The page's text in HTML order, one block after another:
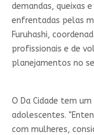
demandas, queixas
enfrentadas pelas
Furuhashi,
profissionais e de
planejamentos no
O Da Cidade tem
adolescentes.
com mulheres,